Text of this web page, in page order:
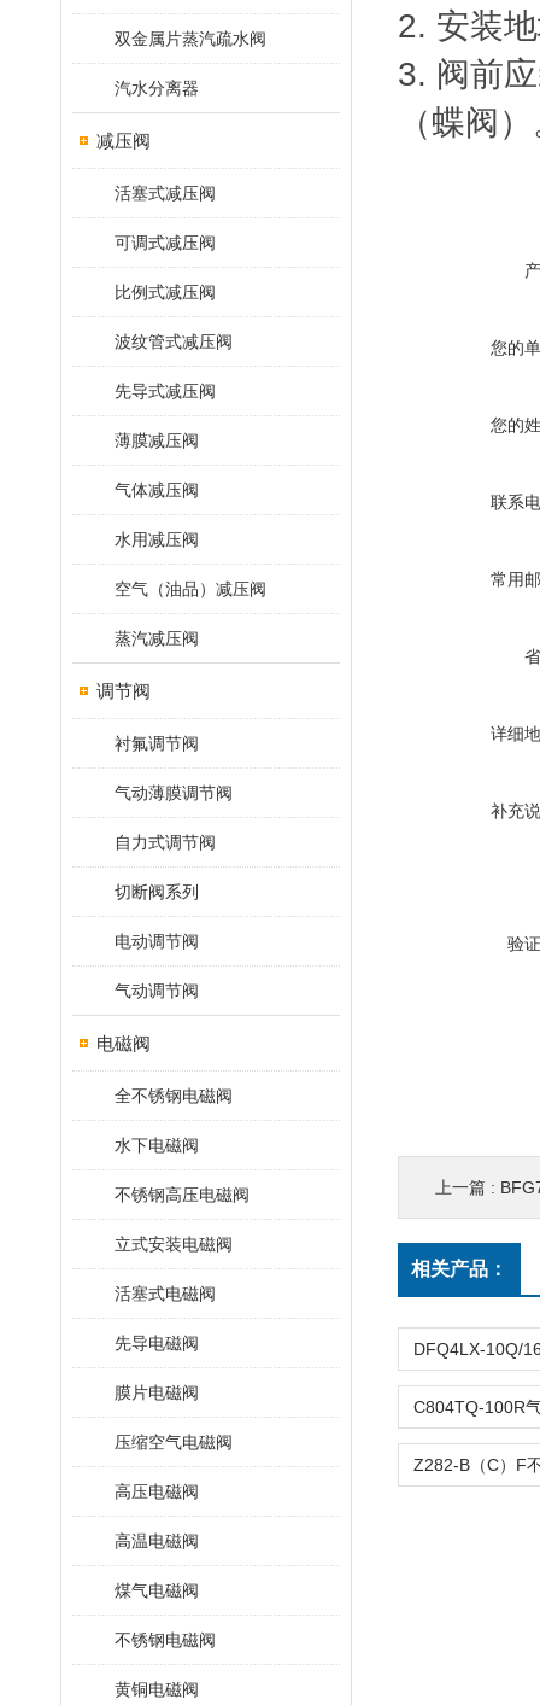
双金属片蒸汽疏水阀
汽水分离器
减压阀
活塞式减压阀
可调式减压阀
比例式减压阀
波纹管式减压阀
先导式减压阀
薄膜减压阀
气体减压阀
水用减压阀
空气（油品）减压阀
蒸汽减压阀
调节阀
衬氟调节阀
气动薄膜调节阀
自力式调节阀
切断阀系列
电动调节阀
气动调节阀
电磁阀
全不锈钢电磁阀
水下电磁阀
不锈钢高压电磁阀
立式安装电磁阀
活塞式电磁阀
先导电磁阀
膜片电磁阀
压缩空气电磁阀
高压电磁阀
高温电磁阀
煤气电磁阀
不锈钢电磁阀
黄铜电磁阀
2. 安装
3. 阀前
（蝶阀
您的
您的
联系
常用
详细
补充
验
上一篇 :
相关产品：